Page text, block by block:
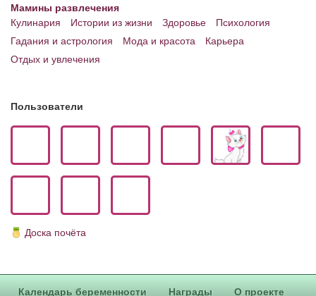
Мамины развлечения
Кулинария
Истории из жизни Здоровье
Психология
Гадания и астрология
Мода и красота
Карьера
Отдых и увлечения
Пользователи
Доска почёта
Календарь беременности Награды О проекте